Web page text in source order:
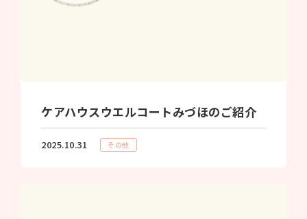
ケアハウスウエルコートみづほのご紹介
2025.10.31 その他